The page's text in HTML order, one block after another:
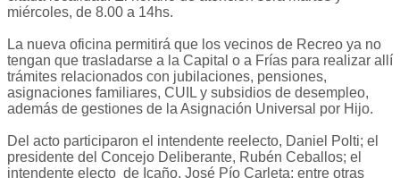
miércoles, de 8.00 a 14hs.
La nueva oficina permitirá que los vecinos de Recreo ya no
tengan que trasladarse a la Capital o a Frías para realizar allí
trámites relacionados con jubilaciones, pensiones,
asignaciones familiares, CUIL y subsidios de desempleo,
además de gestiones de la Asignación Universal por Hijo.
Del acto participaron el intendente reelecto, Daniel Polti; el
presidente del Concejo Deliberante, Rubén Ceballos; el
intendente electo de Icaño, José Pío Carleta; entre otras